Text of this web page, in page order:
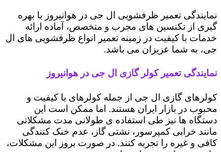
نمایندگی تعمیر ظرفشویی ال جی در هوانیروز با بهره
گیری از تکنسین های مجرب و متخصص، آماده ارائه
خدمات با کیفیت در زمینه تعمیر انواع ظرفشویی های ال
جی، به شما عزیزان می باشد.
نمایندگی تعمیر کولر گازی ال جی در هوانیروز
کولرهای گازی ال جی از جمله کولرهای با کیفیت و
محبوب در بازار ایران هستند. اما ممکن است این
دستگاه ها نیز طی استفاده ی طولانی مدت مشکلاتی
مانند خرابی کمپرسور، نشتی گاز، عدم خنک کنندگی
کافی و غیره را تجربه کنند. در صورت بروز این مشکلات،